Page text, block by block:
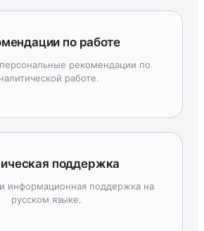
по работе
рекомендации по
работе.
поддержка
информационная поддержка на
русском языке.